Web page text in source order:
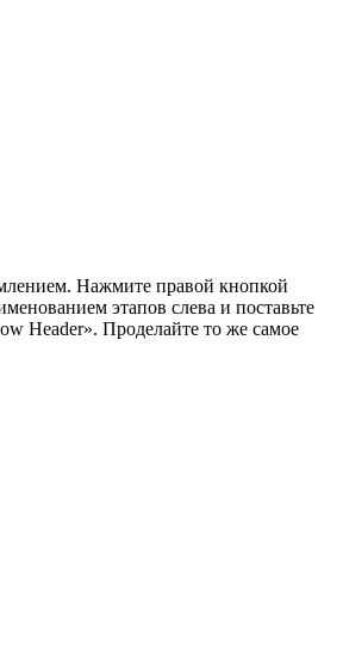
Нажмите правой кнопкой
этапов слева и поставьте
Header». Проделайте то же самое